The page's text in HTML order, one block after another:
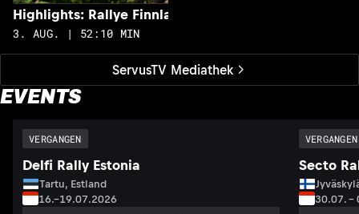
ServusTV Mediathek
Highlights: Rallye Finnland
3. AUG. | 52:10 MIN
EVENTS
VERGANGEN
Delfi Rally Estonia
Tartu, Estland
16.–19.07.2026
VERGANGEN
Secto
30.07. –